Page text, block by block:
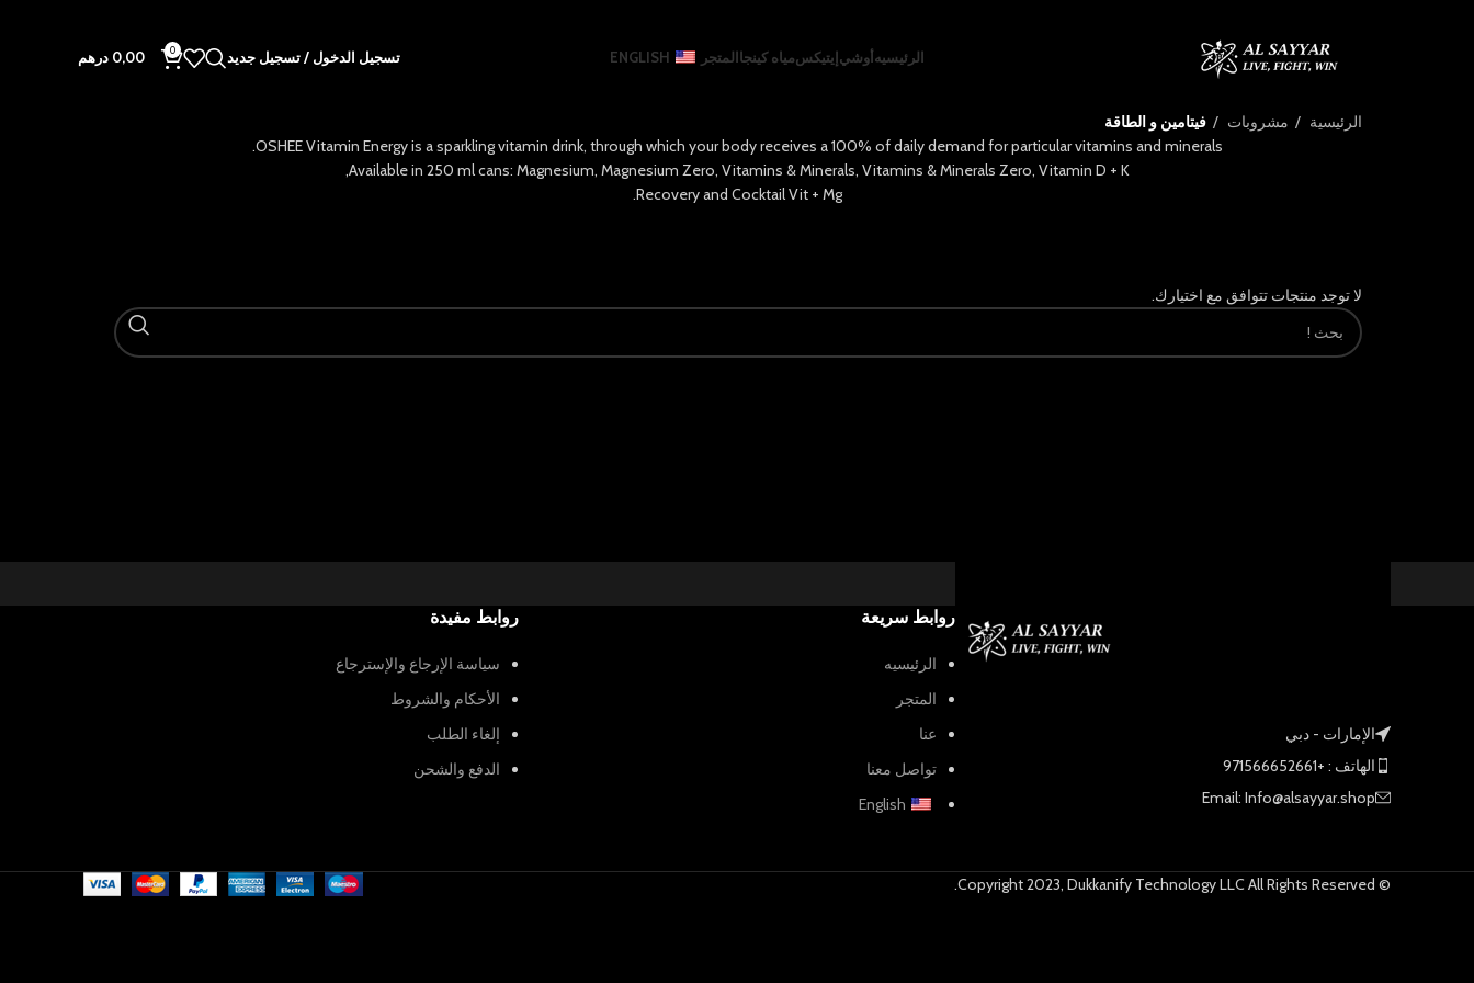
الرئيسيه أوشيإيتيكسمياه كينجاالمتجر ENGLISH تسجيل الدخول / تسجيل جديد 0
0,00 درهم
الرئيسية مشروبات
فيتامين و الطاقة
OSHEE Vitamin Energy is a sparkling vitamin drink, through which your body receives a 100% of daily demand for particular vitamins and minerals.
Available in 250 ml cans: Magnesium, Magnesium Zero, Vitamins & Minerals, Vitamins & Minerals Zero, Vitamin D + K,
Recovery and Cocktail Vit + Mg.
لا توجد منتجات تتوافق مع اختيارك.
الإمارات - دبي
الهاتف : +971566652661
Email: Info@alsayyar.shop
روابط سريعة
الرئيسيه
المتجر
عنا
تواصل معنا
English
روابط مفيدة
سياسة الإرجاع والإسترجاع
الأحكام والشروط
إلغاء الطلب
الدفع والشحن
© Copyright 2023, Dukkanify Technology LLC All Rights Reserved.